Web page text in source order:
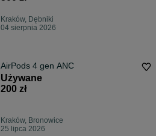
Kraków, Dębniki
04 sierpnia 2026
AirPods 4 gen ANC
Używane
200 zł
Kraków, Bronowice
25 lipca 2026